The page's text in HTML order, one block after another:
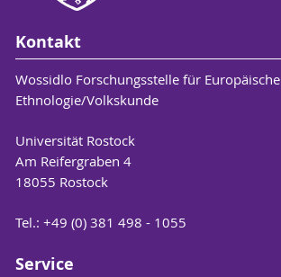
Kontakt
Wossidlo Forschungsstelle für Europäische
Ethnologie/Volkskunde
Universität Rostock
Am Reifergraben 4
18055 Rostock
Tel.: +49 (0) 381 498 - 1055
Service